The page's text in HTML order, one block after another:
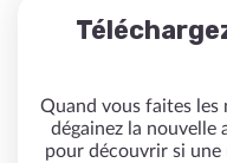
Quand vous faites les
dégainez la
pour découvrir si une